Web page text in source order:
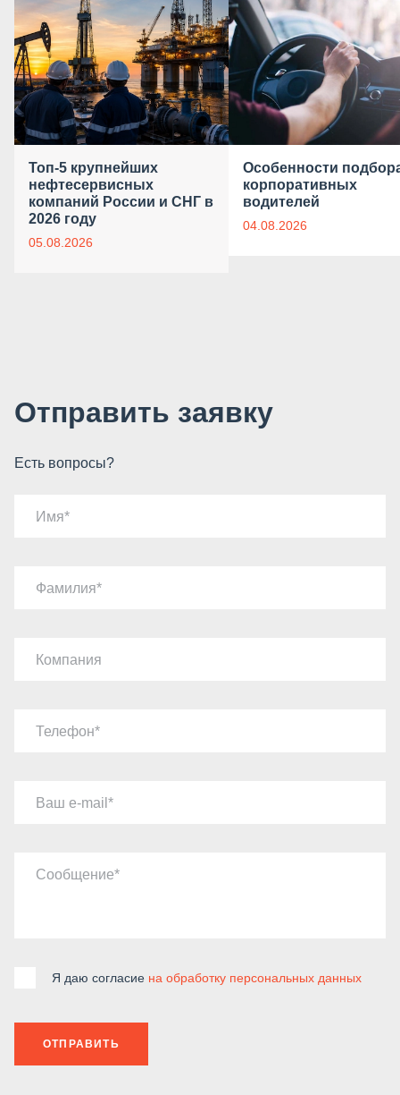
Топ-5 крупнейших
нефтесервисных
компаний России и СНГ в
2026 году
05.08.2026
Особенности
корпоративных
водителей
04.08.2026
Отправить заявку
Есть вопросы?
Имя
Фамилия
Компания
Телефон
Ваш e-mail
Сообщение
Я даю согласие на обработку персональных данных
ОТПРАВИТЬ